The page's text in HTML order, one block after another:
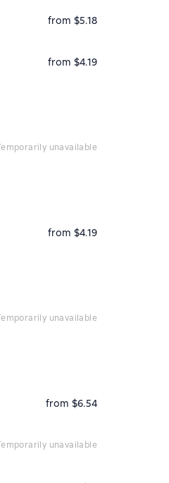
from $5.18
from $4.19
temporarily unavailable
from $4.19
temporarily unavailable
from $6.54
temporarily unavailable